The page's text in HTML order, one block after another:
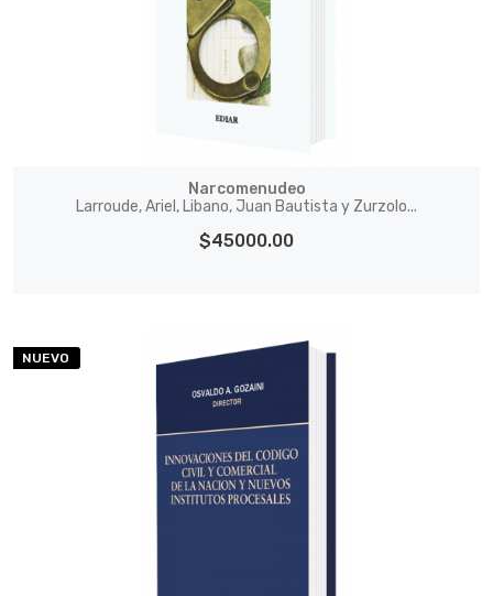
Narcomenudeo
Larroude, Ariel, Libano, Juan Bautista y Zurzolo...
$45000.00
NUEVO